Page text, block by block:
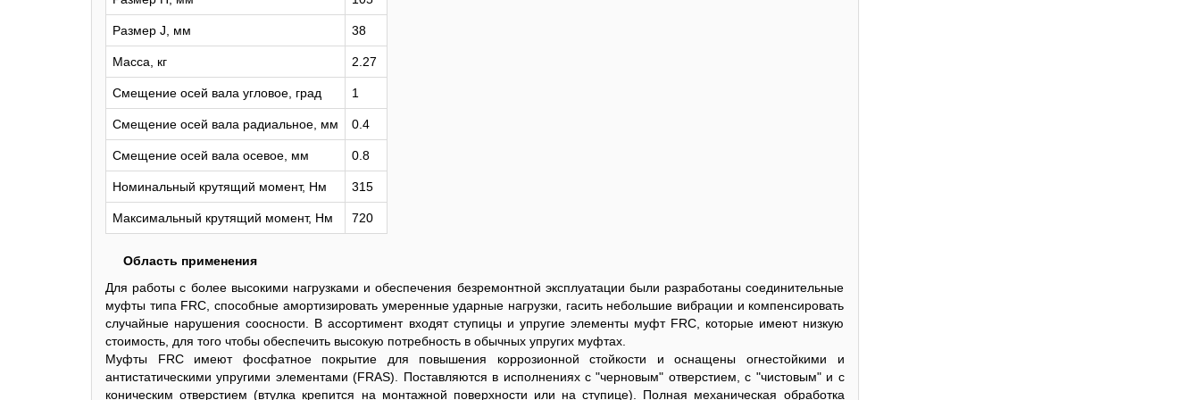
Размер J, мм 38
Масса, кг 2.27
Смещение осей вала угловое, град 1
Смещение осей вала радиальное, мм 0.4
Смещение осей вала осевое, мм 0.8
Номинальный крутящий момент, Нм 315
Максимальный крутящий момент, Нм 720
Область применения
Для работы с более высокими нагрузками и обеспечения безремонтной эксплуатации были разработаны соединительные
муфты типа FRC, способные амортизировать умеренные ударные нагрузки, гасить небольшие вибрации и компенсировать
случайные нарушения соосности. В ассортимент входят ступицы и упругие элементы муфт FRC, которые имеют низкую
стоимость, для того чтобы обеспечить высокую потребность в обычных упругих муфтах.
Муфты FRC имеют фосфатное покрытие для повышения коррозионной стойкости и оснащены огнестойкими и
антистатическими упругими элементами (FRAS). Поставляются в исполнениях с "черновым" отверстием, с "чистовым" и с
коническим отверстием (втулка крепится на монтажной поверхности или на ступице). Полная механическая обработка